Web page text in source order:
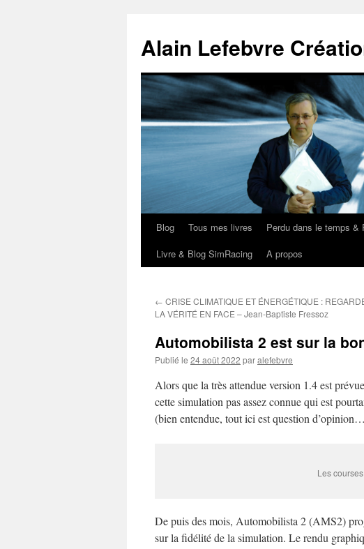
contenu
Alain Lefebvre
Blog Tous mes livres Perdu dans le temps &
Livre & Blog SimRacing
A propos
← CRISE CLIMATIQUE ET ÉNERGÉTIQUE :
LA VÉRITÉ EN FACE – Jean-Baptiste Fressoz
Automobilista 2 est sur la
Publié le 24 août 2022 paralefebvre
Alors que la très attendue version 1.4 est
cette simulation pas assez connue qui est
(bien entendue, tout ici est question
Les
De puis des mois, Automobilista 2 (AMS2)
sur la fidélité de la simulation. Le rendu